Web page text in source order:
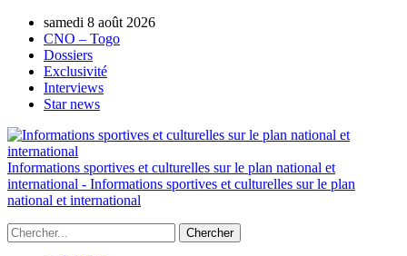
samedi 8 août 2026
CNO – Togo
Dossiers
Exclusivité
Interviews
Star news
Informations sportives et culturelles sur le plan national et
international - Informations sportives et culturelles sur le plan
national et international
AUTORISATION DE LA HAAC N°0134/